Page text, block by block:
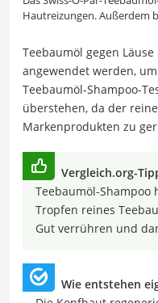
Hautreizungen. Außerdem
Teebaumöl gegen
angewendet werden,
Teebaumöl-Shampoo-
überstehen, da der
Markenprodukten zu
Vergleich.org-
Teebaumöl-Shampoo
Tropfen reines
Gut verrühren und
Wie entstehen